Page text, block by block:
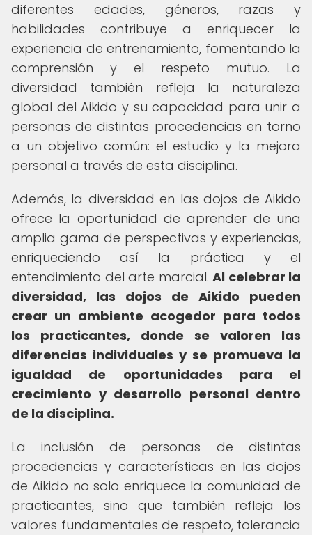
diferentes edades, géneros, razas y
habilidades contribuye a enriquecer la
experiencia de entrenamiento, fomentando la
comprensión y el respeto mutuo. La
diversidad también refleja la naturaleza
global del Aikido y su capacidad para unir a
personas de distintas procedencias en torno
a un objetivo común: el estudio y la mejora
personal a través de esta disciplina.
Además, la diversidad en las dojos de Aikido
ofrece la oportunidad de aprender de una
amplia gama de perspectivas y experiencias,
enriqueciendo así la práctica y el
entendimiento del arte marcial. Al celebrar la
diversidad, las dojos de Aikido pueden
crear un ambiente acogedor para todos
los practicantes, donde se valoren las
diferencias individuales y se promueva la
igualdad de oportunidades para el
crecimiento y desarrollo personal dentro
de la disciplina.
La inclusión de personas de distintas
procedencias y características en las dojos
de Aikido no solo enriquece la comunidad de
practicantes, sino que también refleja los
valores fundamentales de respeto, tolerancia